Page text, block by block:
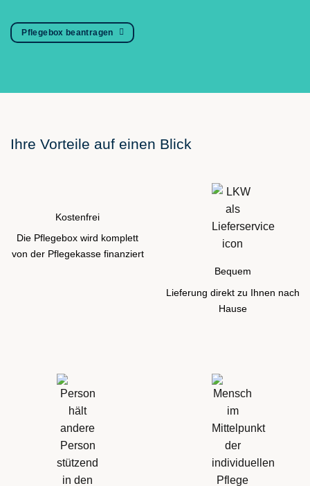
Pflegebox beantragen
Ihre Vorteile auf einen Blick
Kostenfrei
Die Pflegebox wird komplett
von der Pflegekasse finanziert
Bequem
Lieferung direkt zu Ihnen nach
Hause